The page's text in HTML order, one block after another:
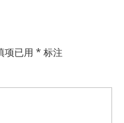
项已用 * 标注